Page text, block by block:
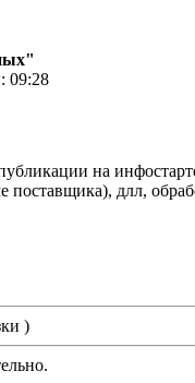
09:28
на
поставщика), длл,
)